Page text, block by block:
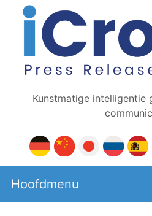
Kunstmatige intelligentie
Hoofdmenu